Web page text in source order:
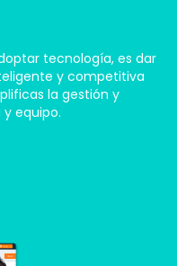
tecnología, es dar
y competitiva
la gestión y
equipo.